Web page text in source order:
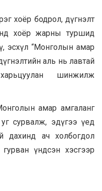
хоёр бодрол, дүгнэлт
хоёр жарны туршид
эсхүл “Монголын амар
аль нь лавтай
шинжилж
амар амгаланг
уг сурвалж, эдүгээ үед
дахинд ач холбогдол
үндсэн хэсгээр